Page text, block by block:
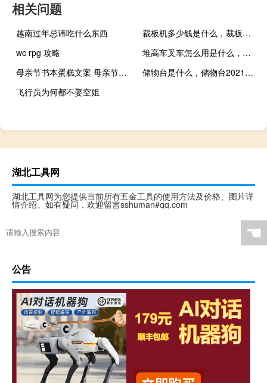
相关问题
越南过年忌讳吃什么东西
裁板机多少钱是什么，裁板机2021价格和图文详情
wc rpg 攻略
堆高车叉车怎么用是什么，堆高车叉车怎么用2021价格和图文详情
母亲节书本蛋糕文案 母亲节蛋糕图片大全简约
储物台是什么，储物台2021价格和图文详情
飞行员为何都不娶空姐
湖北工具网
湖北工具网为您提供当前所有五金工具的使用方法及价格、图片详
情介绍。如有疑问，欢迎留言sshuman#qq.com
☚
公告